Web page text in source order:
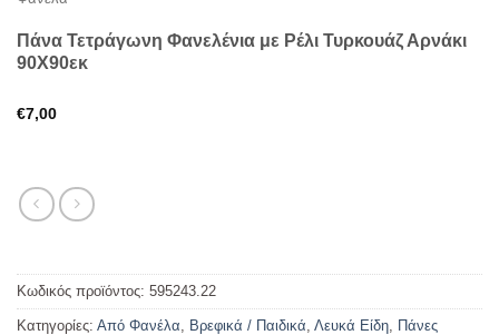
Πάνα Τετράγωνη Φανελένια με Ρέλι Τυρκουάζ Αρνάκι
90Χ90εκ
€7,00
Κωδικός προϊόντος: 595243.22
Κατηγορίες: Από Φανέλα Βρεφικά / Παιδικά Λευκά Είδη
Πάνες